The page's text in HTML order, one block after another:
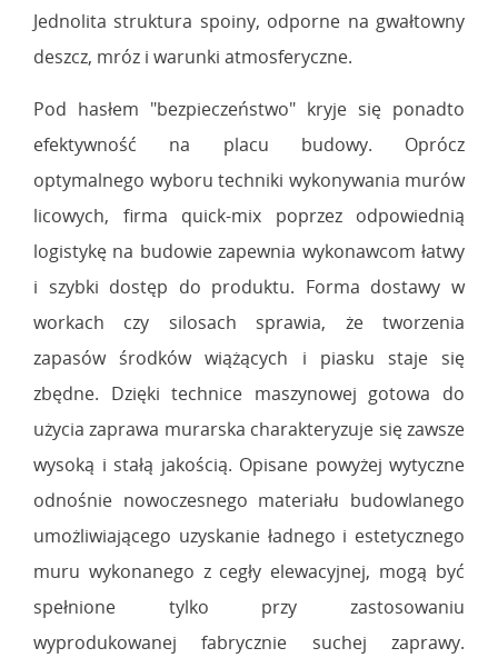
Jednolita struktura spoiny, odporne na gwałtowny
deszcz, mróz i warunki atmosferyczne.
Pod hasłem "bezpieczeństwo" kryje się ponadto
efektywność na placu budowy. Oprócz
optymalnego wyboru techniki wykonywania murów
licowych, firma quick-mix poprzez odpowiednią
logistykę na budowie zapewnia wykonawcom łatwy
i szybki dostęp do produktu. Forma dostawy w
workach czy silosach sprawia, że tworzenia
zapasów środków wiążących i piasku staje się
zbędne. Dzięki technice maszynowej gotowa do
użycia zaprawa murarska charakteryzuje się zawsze
wysoką i stałą jakością. Opisane powyżej wytyczne
odnośnie nowoczesnego materiału budowlanego
umożliwiającego uzyskanie ładnego i estetycznego
muru wykonanego z cegły elewacyjnej, mogą być
spełnione tylko przy zastosowaniu
wyprodukowanej fabrycznie suchej zaprawy.